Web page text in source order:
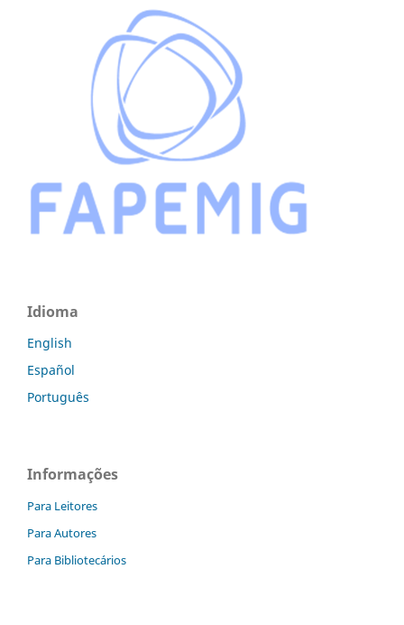
Idioma
English
Español
Português
Informações
Para Leitores
Para Autores
Para Bibliotecários